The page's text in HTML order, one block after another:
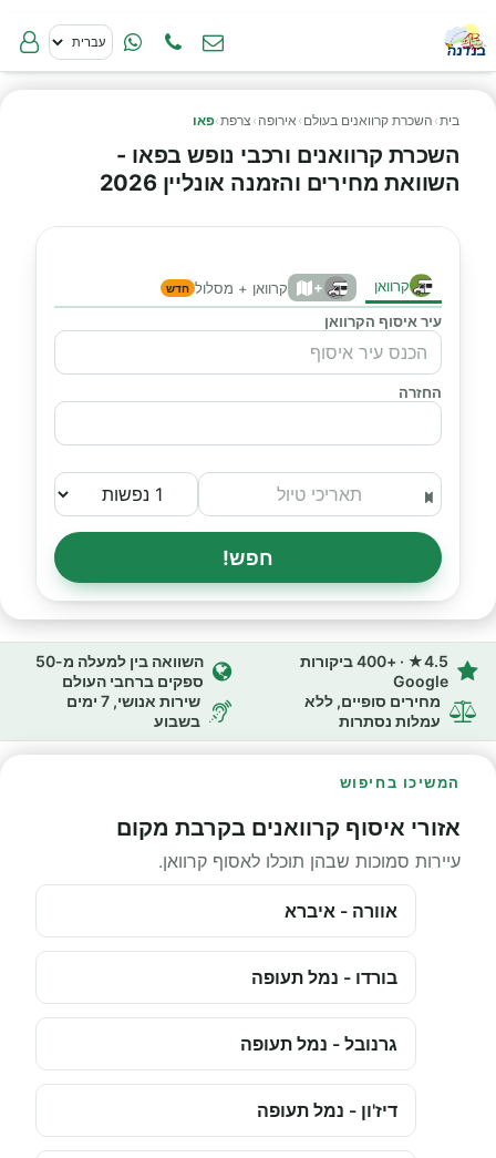
בית› השכרת קרוואנים בעולם › אירופה › צרפת›פאו
השכרת קרוואנים ורכבי נופש בפאו -
השוואת מחירים והזמנה אונליין 2026
קרוואן + קרוואן + מסלול חדש
עיר איסוף הקרוואן
החזרה
חפש!
4.5★ · +400 ביקורות
Google
השוואה בין למעלה מ-50
ספקים ברחבי העולם
מחירים סופיים, ללא
עמלות נסתרות
שירות אנושי, 7 ימים
בשבוע
המשיכו בחיפוש
אזורי איסוף קרוואנים בקרבת מקום
עיירות סמוכות שבהן תוכלו לאסוף קרוואן.
אוורה - איברא
בורדו - נמל תעופה
גרנובל - נמל תעופה
דיז'ון - נמל תעופה